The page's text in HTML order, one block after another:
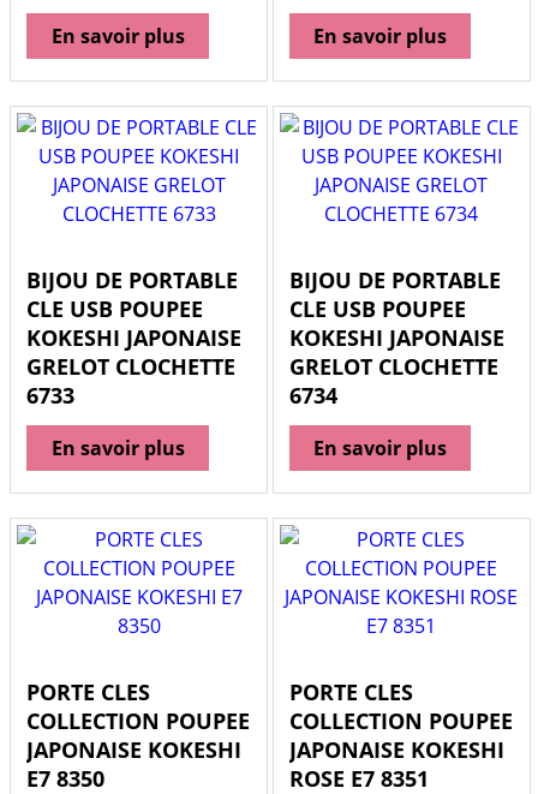
En savoir plus En savoir plus
BIJOU DE PORTABLE
CLE USB POUPEE
KOKESHI JAPONAISE
GRELOT CLOCHETTE
6733
En savoir plus
BIJOU DE PORTABLE
CLE USB POUPEE
KOKESHI JAPONAISE
GRELOT CLOCHETTE
6734
En savoir plus
PORTE CLES
COLLECTION POUPEE
JAPONAISE KOKESHI
E7 8350
PORTE CLES
COLLECTION POUPEE
JAPONAISE KOKESHI
ROSE E7 8351